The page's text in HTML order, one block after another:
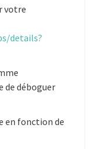
votre
details?
de déboguer
en fonction de